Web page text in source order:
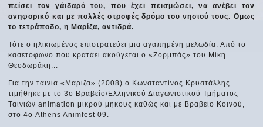
πείσει τον γάιδαρό του, που έχει πεισμώσει, να ανέβει τον
ανηφορικό και με πολλές στροφές δρόμο του νησιού τους. Ομως
το τετράποδο, η Μαρίζα, αντιδρά.
Τότε ο ηλικιωμένος επιστρατεύει μια αγαπημένη μελωδία. Από το
κασετόφωνο που κρατάει ακούγεται ο «Ζορμπάς» του Μίκη
Θεοδωράκη...
Για την ταινία «Μαρίζα» (2008) ο Κωνσταντίνος Κρυστάλλης
τιμήθηκε με το 3ο Βραβείο/Ελληνικού Διαγωνιστικού Τμήματος
Ταινιών animation μικρού μήκους καθώς και με Βραβείο Κοινού,
στο 4ο Athens Animfest 09.